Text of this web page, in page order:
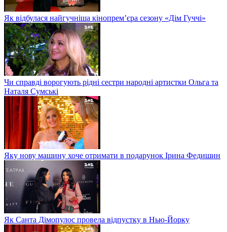
Як відбулася найгучніша кінопрем’єра сезону «Дім Гуччі»
Чи справді ворогують рідні сестри народні артистки Ольга та
Наталя Сумські
Яку нову машину хоче отримати в подарунок Ірина Федишин
Як Санта Дімопулос провела відпустку в Нью-Йорку